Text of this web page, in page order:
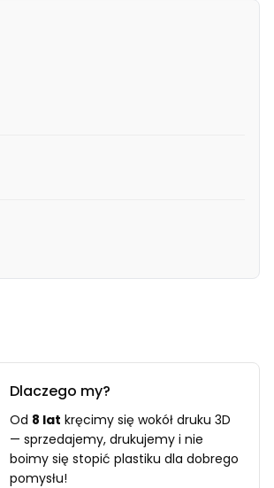
Dlaczego my?
Od 8 lat kręcimy się wokół druku 3D
— sprzedajemy, drukujemy i nie
boimy się stopić plastiku dla dobrego
pomysłu!